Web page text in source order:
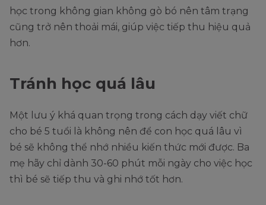
học trong không gian không gò bó nên tâm trạng
cũng trở nên thoải mái, giúp việc tiếp thu hiệu quả
hơn.
Tránh học quá lâu
Một lưu ý khá quan trọng trong cách dạy viết chữ
cho bé 5 tuổi là không nên để con học quá lâu vì
bé sẽ không thể nhớ nhiều kiến thức mới được. Ba
mẹ hãy chỉ dành 30-60 phút mỗi ngày cho việc học
thì bé sẽ tiếp thu và ghi nhớ tốt hơn.